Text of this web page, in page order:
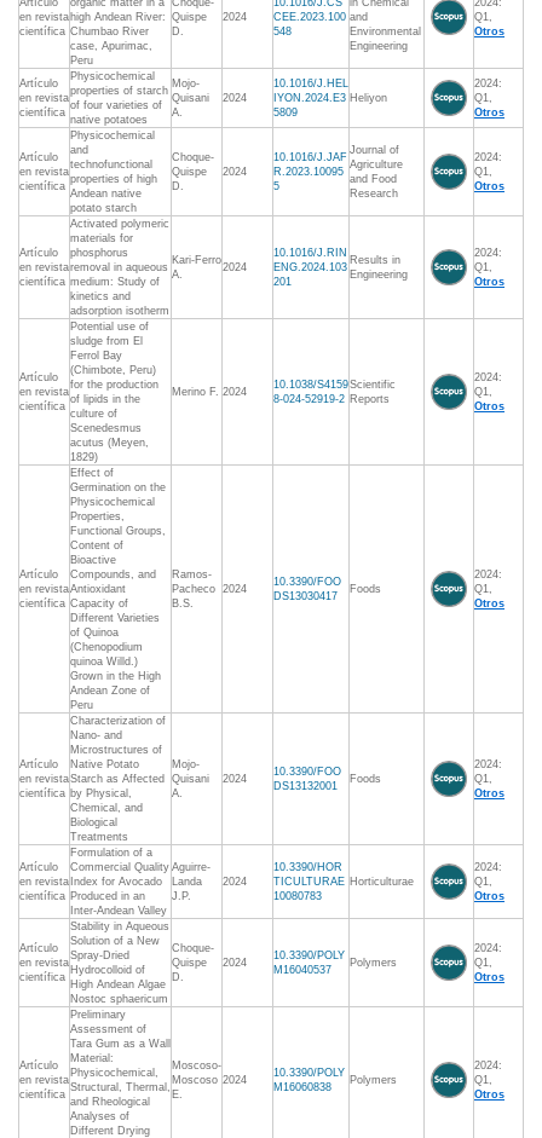
Artículo
en revista
científica
organic matter in a
high Andean River:
Chumbao River
case, Apurimac,
Peru
Choque-
Quispe
D.
2024
10.1016/J.CS
CEE.2023.100
548
in Chemical
and
Environmental
Engineering
2024:
Q1,
Otros
Artículo
en revista
científica
Physicochemical
properties of starch
of four varieties of
native potatoes
Mojo-
Quisani
A.
2024
10.1016/J.HEL
IYON.2024.E3
5809
Heliyon
2024:
Q1,
Otros
Artículo
en revista
científica
Physicochemical
and
technofunctional
properties of high
Andean native
potato starch
Choque-
Quispe
D.
2024
10.1016/J.JAF
R.2023.10095
5
Journal of
Agriculture
and Food
Research
2024:
Q1,
Otros
Artículo
en revista
científica
Activated polymeric
materials for
phosphorus
removal in aqueous
medium: Study of
kinetics and
adsorption isotherm
Kari-Ferro
A.
2024
10.1016/J.RIN
ENG.2024.103
201
Results in
Engineering
2024:
Q1,
Otros
Artículo
en revista
científica
Potential use of
sludge from El
Ferrol Bay
(Chimbote, Peru)
for the production
of lipids in the
culture of
Scenedesmus
acutus (Meyen,
1829)
Merino F. 2024
10.1038/S4159
8-024-52919-2
Scientific
Reports
2024:
Q1,
Otros
Artículo
en revista
científica
Effect of
Germination on the
Physicochemical
Properties,
Functional Groups,
Content of
Bioactive
Compounds, and
Antioxidant
Capacity of
Different Varieties
of Quinoa
(Chenopodium
quinoa Willd.)
Grown in the High
Andean Zone of
Peru
Ramos-
Pacheco
B.S.
2024
10.3390/FOO
DS13030417
Foods
2024:
Q1,
Otros
Artículo
en revista
científica
Characterization of
Nano- and
Microstructures of
Native Potato
Starch as Affected
by Physical,
Chemical, and
Biological
Treatments
Mojo-
Quisani
A.
2024
10.3390/FOO
DS13132001
Foods
2024:
Q1,
Otros
Artículo
en revista
científica
Formulation of a
Commercial Quality
Index for Avocado
Produced in an
Inter-Andean Valley
Aguirre-
Landa
J.P.
2024
10.3390/HOR
TICULTURAE
10080783
Horticulturae
2024:
Q1,
Otros
Artículo
en revista
científica
Stability in Aqueous
Solution of a New
Spray-Dried
Hydrocolloid of
High Andean Algae
Nostoc sphaericum
Choque-
Quispe
D.
2024
10.3390/POLY
M16040537
Polymers
2024:
Q1,
Otros
Artículo
en revista
científica
Preliminary
Assessment of
Tara Gum as a Wall
Material:
Physicochemical,
Structural, Thermal,
and Rheological
Analyses of
Different Drying
Moscoso-
Moscoso
E.
2024
10.3390/POLY
M16060838
Polymers
2024:
Q1,
Otros